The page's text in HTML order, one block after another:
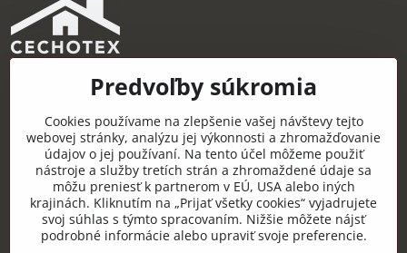
CECHOTEX s.r.o.
Železničná 22, 044 14 Čaňa
IČO: 48181757
DIČ: 2120085451
IČ DPH: SK2120085451
Užitočné odkazy
Predvoľby súkromia
Cookies používame na zlepšenie vašej návštevy tejto
webovej stránky, analýzu jej výkonnosti a zhromažďovanie
údajov o jej používaní. Na tento účel môžeme použiť
nástroje a služby tretích strán a zhromaždené údaje sa
môžu preniesť k partnerom v EÚ, USA alebo iných
krajinách. Kliknutím na „Prijať všetky cookies“ vyjadrujete
svoj súhlas s týmto spracovaním. Nižšie môžete nájsť
podrobné informácie alebo upraviť svoje preferencie.